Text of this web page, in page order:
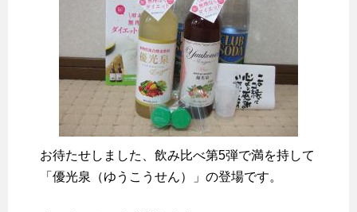
お待たせしました、飲み比べ第5弾で満を持して
「優光泉（ゆうこうせん）」の登場です。